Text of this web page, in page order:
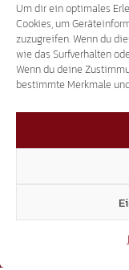
Um dir ein optimales
Cookies, um
zuzugreifen. Wenn du
wie das Surfverhalten
Wenn du deine
bestimmte Merkmale
BEWEGUNG
+39